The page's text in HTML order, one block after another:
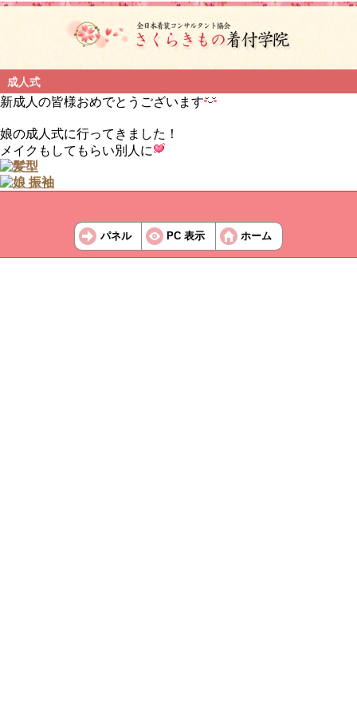
成人式
新成人の皆様おめでとうございます
娘の成人式に行ってきました！
メイクもしてもらい別人に
パネル PC 表示 ホーム